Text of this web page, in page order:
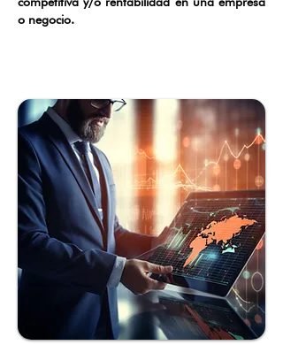
o negocio.